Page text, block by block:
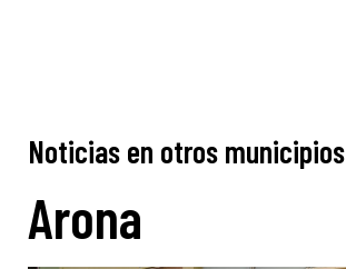
Noticias en otros municipios
Arona